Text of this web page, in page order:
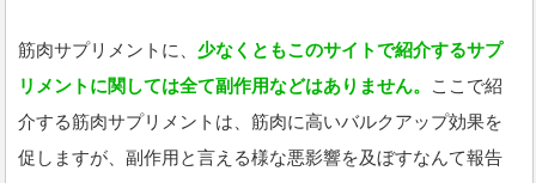
筋肉サプリメントに、少なくともこのサイトで紹介するサプ
リメントに関しては全て副作用などはありません。 ここで紹
介する筋肉サプリメントは、筋肉に高いバルクアップ効果を
促しますが、副作用と言える様な悪影響を及ぼすなんて報告